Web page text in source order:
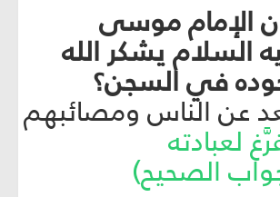
الإمام موسى
السلام يشكر الله
في السجن؟
عن الناس ومصائبهم
لعبادته
الصحيح)